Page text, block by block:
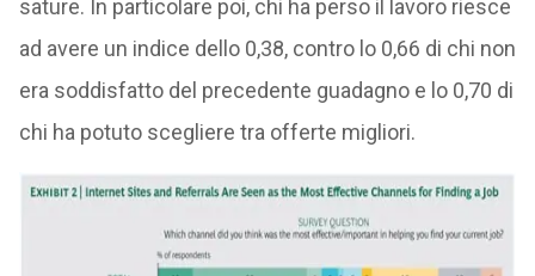
sature. In particolare poi, chi ha perso il lavoro riesce
ad avere un indice dello 0,38, contro lo 0,66 di chi non
era soddisfatto del precedente guadagno e lo 0,70 di
chi ha potuto scegliere tra offerte migliori.